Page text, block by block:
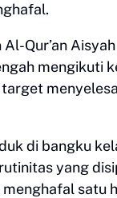
Qur’an
mengikuti
di bangku
yang
satu